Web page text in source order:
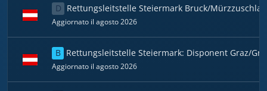
D Rettungsleitstelle Steiermark Bruck/
Aggiornato il agosto 2026
B Rettungsleitstelle Steiermark: Disponent Graz/
Aggiornato il agosto 2026